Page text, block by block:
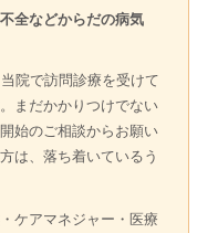
全などからだの病気
院で訪問診療を受けて
まだかかりつけでない
始のご相談からお願い
は、落ち着いているう
ケアマネジャー・医療